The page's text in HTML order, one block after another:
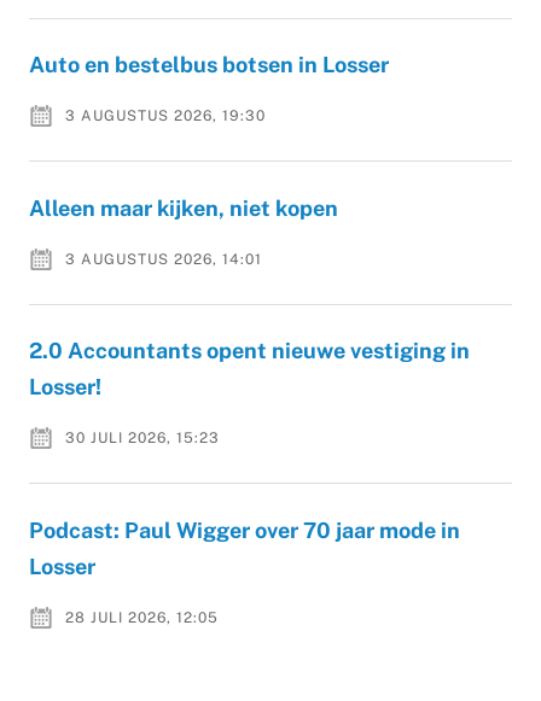
Auto en bestelbus botsen in Losser
3 AUGUSTUS 2026, 19:30
Alleen maar kijken, niet kopen
3 AUGUSTUS 2026, 14:01
2.0 Accountants opent nieuwe vestiging in
Losser!
30 JULI 2026, 15:23
Podcast: Paul Wigger over 70 jaar mode in
Losser
28 JULI 2026, 12:05